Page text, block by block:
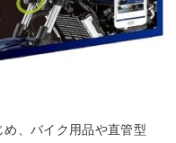
、バイク用品や直管型